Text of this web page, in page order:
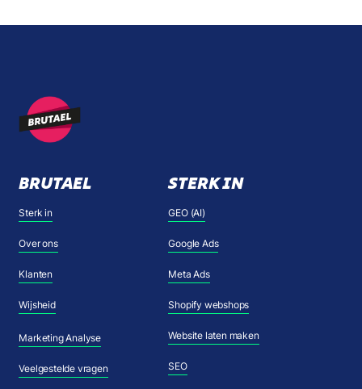
BRUTAEL
Sterk in
Over ons
Klanten
Wijsheid
Marketing Analyse
Veelgestelde vragen
STERK IN
GEO (AI)
Google Ads
Meta Ads
Shopify webshops
Website laten maken
SEO